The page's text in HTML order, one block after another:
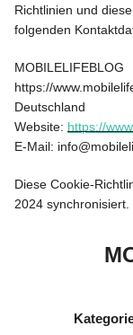
Richtlinien und
folgenden
MOBILELIFEBLOG
https://
Deutschland
Website: https://
E-Mail: info@
Diese Cookie-
2024 synchronisiert.